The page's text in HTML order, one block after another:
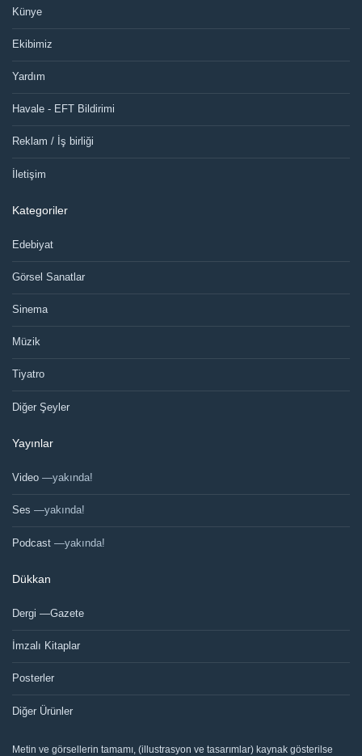
Künye
Ekibimiz
Yardım
Havale - EFT Bildirimi
Reklam / İş birliği
İletişim
Kategoriler
Edebiyat
Görsel Sanatlar
Sinema
Müzik
Tiyatro
Diğer Şeyler
Yayınlar
Video —yakında!
Ses —yakında!
Podcast —yakında!
Dükkan
Dergi —Gazete
İmzalı Kitaplar
Posterler
Diğer Ürünler
Metin ve görsellerin tamamı, (illustrasyon ve tasarımlar) kaynak gösterilse